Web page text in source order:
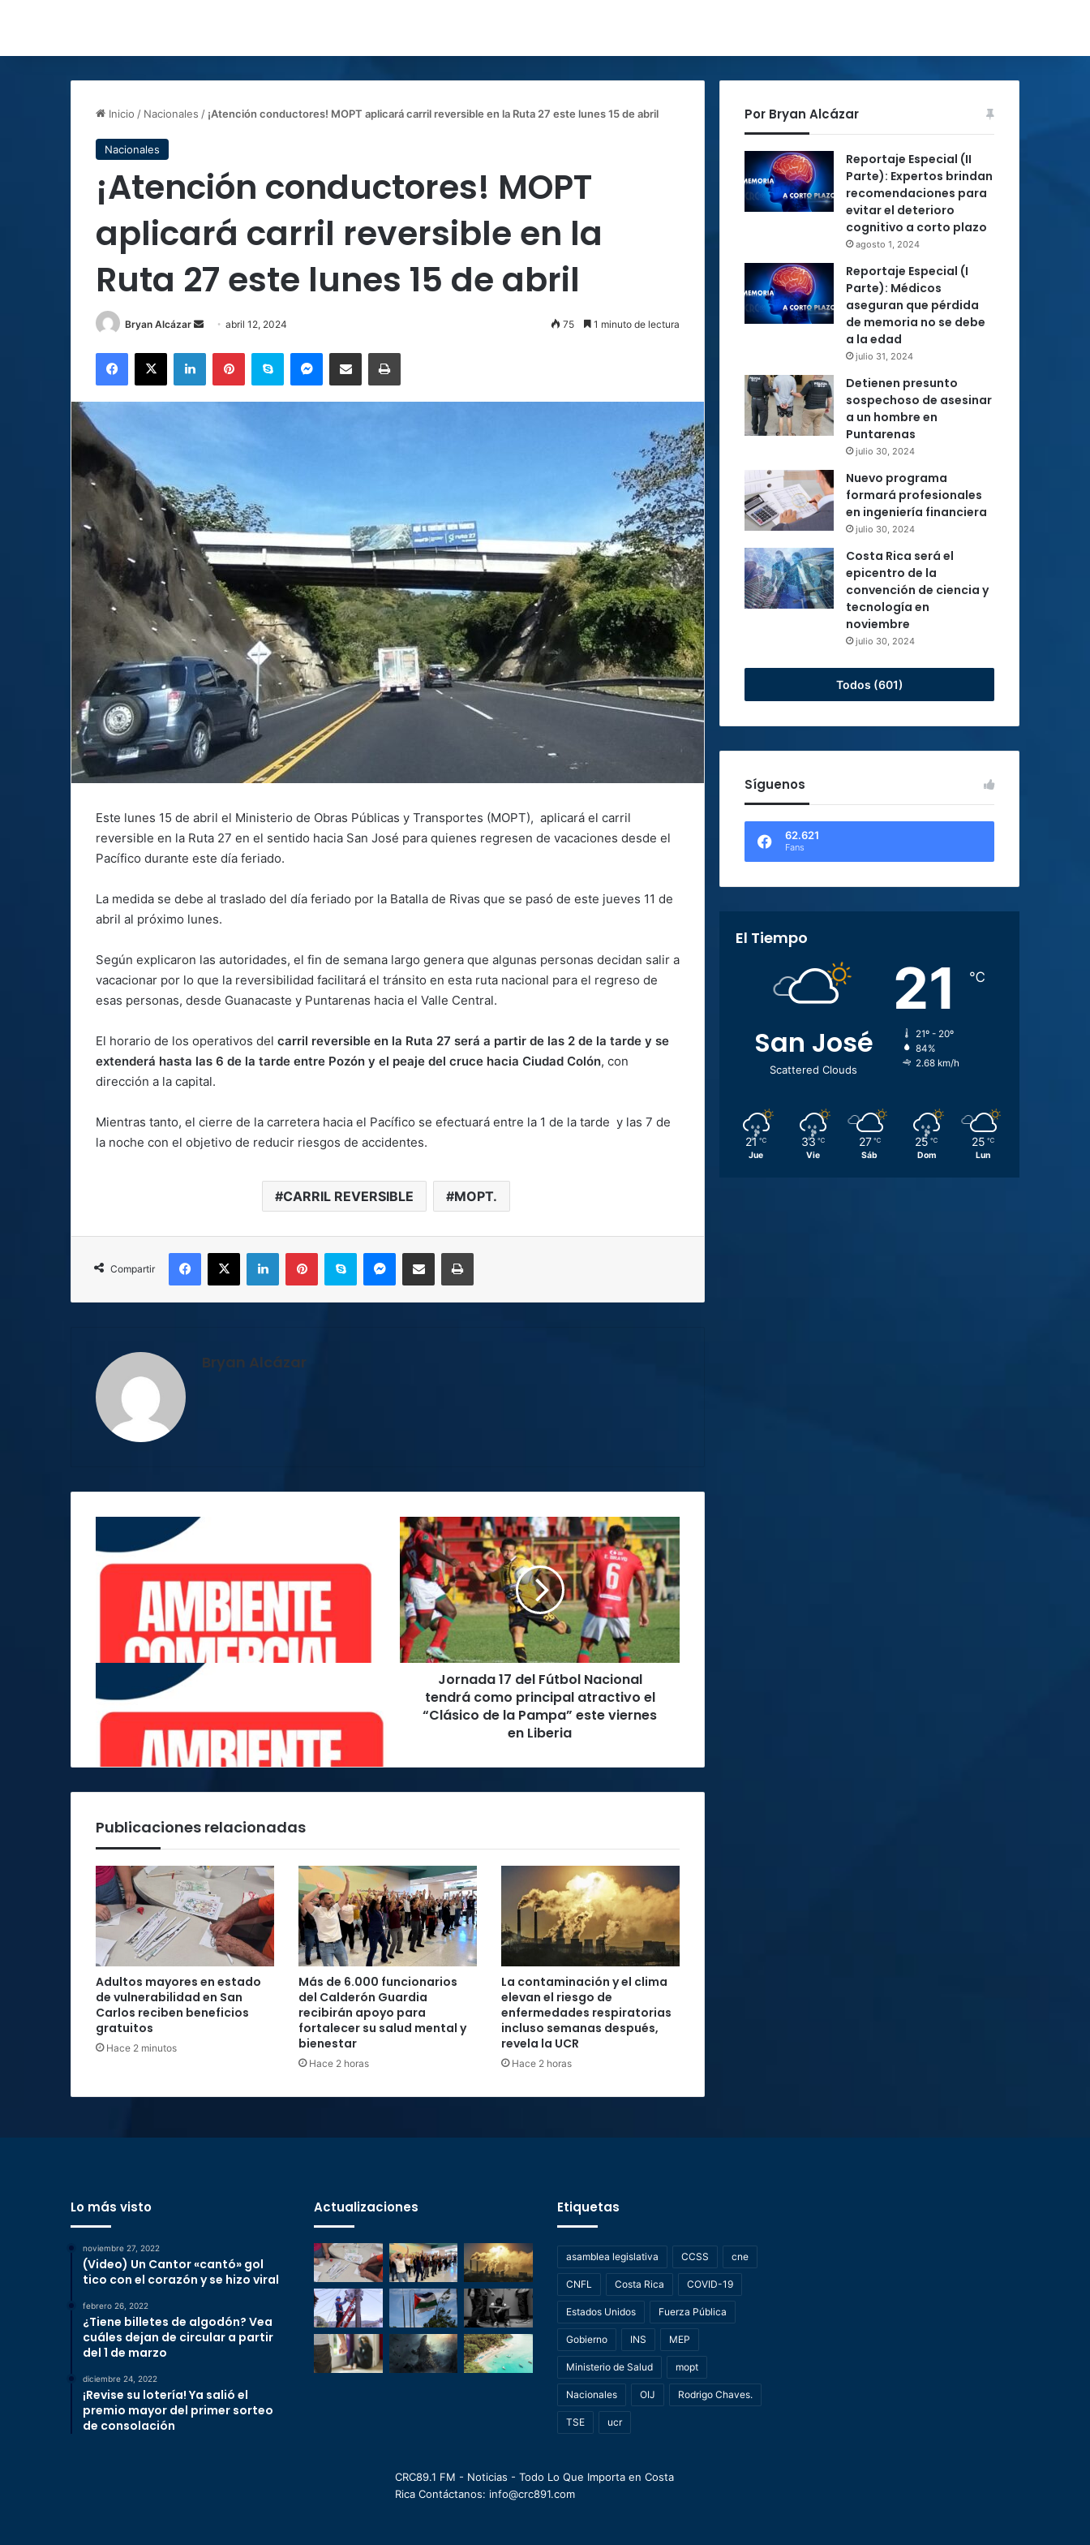
Inicio / Nacionales / ¡Atención conductores! MOPT aplicará carril reversible en la Ruta 27 este lunes 15 de abril
Nacionales
¡Atención conductores! MOPT
aplicará carril reversible en la
Ruta 27 este lunes 15 de abril
Bryan Alcázar
Send
email
abril 12, 2024 75 1 minuto de lectura
Facebook
X LinkedInPinterestSkype MessengerCompartir por correo electrónicoImprimir
Este lunes 15 de abril el Ministerio de Obras Públicas y Transportes (MOPT), aplicará el carril
reversible en la Ruta 27 en el sentido hacia San José para quienes regresen de vacaciones desde el
Pacífico durante este día feriado.
La medida se debe al traslado del día feriado por la Batalla de Rivas que se pasó de este jueves 11 de
abril al próximo lunes.
Según explicaron las autoridades, el fin de semana largo genera que algunas personas decidan salir a
vacacionar por lo que la reversibilidad facilitará el tránsito en esta ruta nacional para el regreso de
esas personas, desde Guanacaste y Puntarenas hacia el Valle Central.
El horario de los operativos del carril reversible en la Ruta 27 será a partir de las 2 de la tarde y se
extenderá hasta las 6 de la tarde entre Pozón y el peaje del cruce hacia Ciudad Colón, con
dirección a la capital.
Mientras tanto, el cierre de la carretera hacia el Pacífico se efectuará entre la 1 de la tarde y las 7 de
la noche con el objetivo de reducir riesgos de accidentes.
CARRIL REVERSIBLE MOPT.
Compartir
Facebook
X LinkedInPinterestSkype MessengerCompartir por correo electrónicoImprimir
Bryan Alcázar
Infórmese aquí sobre las noticias del ambiente comercial
en el país
Infórmese aquí sobre las noticias del
ambiente comercial en el país
Jornada
17
del
Fútbol
Nacional
tendrá
como
principal
atractivo
“Clásico
en
Jornada 17 del Fútbol Nacional
tendrá como principal atractivo el
“Clásico de la Pampa” este viernes
en Liberia
Publicaciones relacionadas
Adultos mayores en estado
de vulnerabilidad en San
Carlos reciben beneficios
gratuitos
Hace 2 minutos
Más de 6.000 funcionarios
del Calderón Guardia
recibirán apoyo para
fortalecer su salud mental y
bienestar
Hace 2 horas
La contaminación y el clima
elevan el riesgo de
enfermedades respiratorias
incluso semanas después,
revela la UCR
Hace 2 horas
Por Bryan Alcázar
Reportaje Especial (II
Parte): Expertos brindan
recomendaciones para
evitar el deterioro
cognitivo a corto plazo
agosto 1, 2024
Reportaje Especial (I
Parte): Médicos
aseguran que pérdida
de memoria no se debe
a la edad
julio 31, 2024
Detienen presunto
sospechoso de asesinar
a un hombre en
Puntarenas
julio 30, 2024
Nuevo programa
formará profesionales
en ingeniería financiera
julio 30, 2024
Costa Rica será el
epicentro de la
convención de ciencia y
tecnología en
noviembre
julio 30, 2024
Todos (601)
Síguenos
62.621
Fans
El Tiempo
San José
Scattered Clouds
21 ℃
21º - 20º
84%
2.68 km/h
21 ℃
Jue
33 ℃
Vie
27 ℃
Sáb
25 ℃
Dom
25 ℃
Lun
Lo más visto
noviembre 27, 2022
(Video) Un Cantor «cantó» gol
tico con el corazón y se hizo viral
febrero 26, 2022
¿Tiene billetes de algodón? Vea
cuáles dejan de circular a partir
del 1 de marzo
diciembre 24, 2022
¡Revise su lotería! Ya salió el
premio mayor del primer sorteo
de consolación
Actualizaciones Etiquetas
asamblea legislativa CCSS cne
CNFL Costa Rica COVID-19
Estados Unidos Fuerza Pública
Gobierno INS MEP
Ministerio de Salud mopt
Nacionales OIJ Rodrigo Chaves.
TSE ucr
CRC89.1 FM - Noticias - Todo Lo Que Importa en Costa
Rica Contáctanos: info@crc891.com